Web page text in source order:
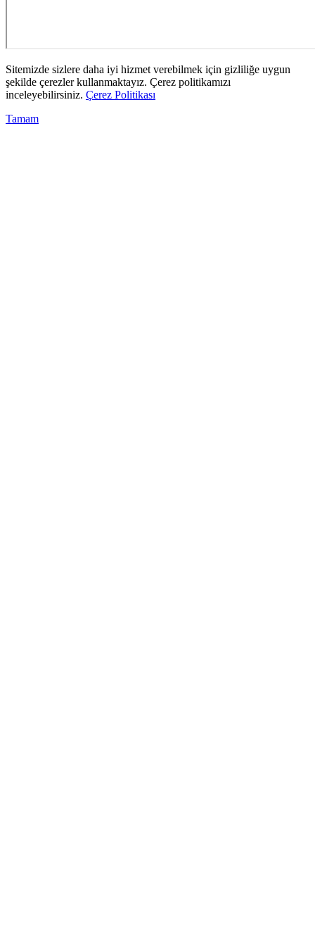
Sitemizde sizlere daha iyi hizmet verebilmek için gizliliğe uygun
şekilde çerezler kullanmaktayız. Çerez politikamızı
inceleyebilirsiniz. Çerez Politikası
Tamam